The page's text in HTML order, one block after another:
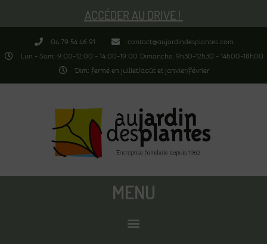
ACCÉDER AU DRIVE !
04 79 54 46 91
contact@aujardindesplantes.com
Lun - Sam: 9:00-12:00 - 14:00-19:00 Dimanche: 9h30-12h30 - 14h00-18h00
Dim: fermé en juillet/août et janvier/février
MENU